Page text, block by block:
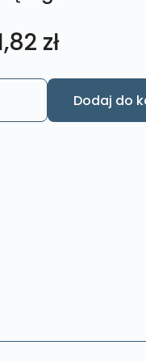
zł
Dodaj do